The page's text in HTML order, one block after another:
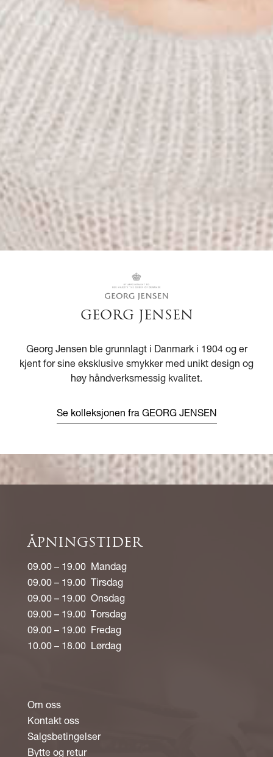
GEORG JENSEN
Georg Jensen ble grunnlagt i Danmark i 1904 og er
kjent for sine eksklusive smykker med unikt design og
høy håndverksmessig kvalitet.
Se kolleksjonen fra GEORG JENSEN
ÅPNINGSTIDER
09.00 – 19.00 Mandag
09.00 – 19.00 Tirsdag
09.00 – 19.00 Onsdag
09.00 – 19.00 Torsdag
09.00 – 19.00 Fredag
10.00 – 18.00 Lørdag
Om oss
Kontakt oss
Salgsbetingelser
Bytte og retur